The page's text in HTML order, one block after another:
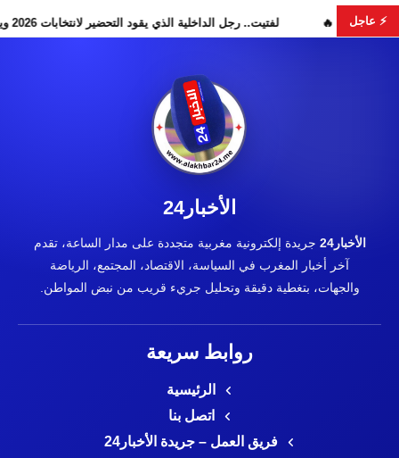
⚡ عاجلأحيدوس” تخطف الأضواء لفتيت.. رجل الداخلية الذي يقود التحضير لانتخابات 2026
الأخبار24
الأخبار24
جريدة إلكترونية مغربية متجددة على مدار الساعة، تقدم
آخر أخبار المغرب في السياسة، الاقتصاد، المجتمع، الرياضة
والجهات، بتغطية دقيقة وتحليل جريء قريب من نبض المواطن.
روابط سريعة
الرئيسية
اتصل بنا
فريق العمل – جريدة الأخبار24